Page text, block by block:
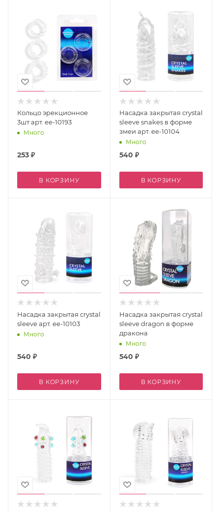
Кольцо эрекционное
3шт арт. ee-10193
Много
253 ₽
В КОРЗИНУ
Насадка закрытая crystal
sleeve snakes в форме
змеи арт. ee-10104
Много
540 ₽
В КОРЗИНУ
Насадка закрытая crystal
sleeve арт. ee-10103
Много
540 ₽
В КОРЗИНУ
Насадка закрытая crystal
sleeve dragon в форме
дракона
Много
540 ₽
В КОРЗИНУ